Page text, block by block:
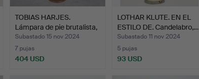
TOBIAS HARJES.
Lámpara de pie brutalista,
…
Subastado 15 nov 2024
7 pujas
404 USD
LOTHAR KLUTE. EN EL
ESTILO DE. Candelabro,…
Subastado 11 nov 2024
5 pujas
93 USD